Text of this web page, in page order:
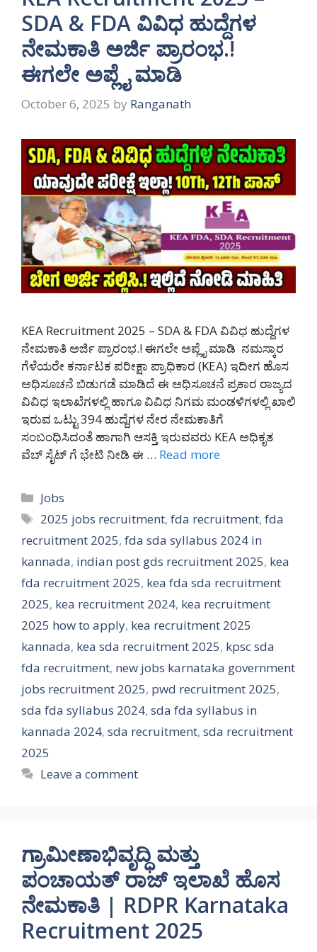
SDA & FDA ವಿವಿಧ ಹುದ್ದೆಗಳ
ನೇಮಕಾತಿ ಅರ್ಜಿ ಪ್ರಾರಂಭ.!
ಈಗಲೇ ಅಪ್ಲೈ ಮಾಡಿ
October 6, 2025 by Ranganath
KEA Recruitment 2025 – SDA & FDA ವಿವಿಧ ಹುದ್ದೆಗಳ
ನೇಮಕಾತಿ ಅರ್ಜಿ ಪ್ರಾರಂಭ.! ಈಗಲೇ ಅಪ್ಲೈ ಮಾಡಿ ನಮಸ್ಕಾರ
ಗೆಳೆಯರೇ ಕರ್ನಾಟಕ ಪರೀಕ್ಷಾ ಪ್ರಾಧಿಕಾರ (KEA) ಇದೀಗ ಹೊಸ
ಅಧಿಸೂಚನೆ ಬಿಡುಗಡೆ ಮಾಡಿದೆ ಈ ಅಧಿಸೂಚನೆ ಪ್ರಕಾರ ರಾಜ್ಯದ
ವಿವಿಧ ಇಲಾಖೆಗಳಲ್ಲಿ ಹಾಗೂ ವಿವಿಧ ನಿಗಮ ಮಂಡಳಿಗಳಲ್ಲಿ ಖಾಲಿ
ಇರುವ ಒಟ್ಟು 394 ಹುದ್ದೆಗಳ ನೇರ ನೇಮಕಾತಿಗೆ
ಸಂಬಂಧಿಸಿದಂತೆ ಹಾಗಾಗಿ ಆಸಕ್ತಿ ಇರುವವರು KEA ಅಧಿಕೃತ
ವೆಬ್ ಸೈಟ್ ಗೆ ಭೇಟಿ ನೀಡಿ ಈ … Read more
Categories
Jobs
Tags
2025 jobs recruitment,fda recruitment,fda
recruitment 2025, fda sda syllabus 2024 in
kannada, indian post gds recruitment 2025, kea
fda recruitment 2025, kea fda sda recruitment
2025, kea recruitment 2024, kea recruitment
2025 how to apply, kea recruitment 2025
kannada, kea sda recruitment 2025, kpsc sda
fda recruitment, new jobs karnataka government
jobs recruitment 2025, pwd recruitment 2025,
sda fda syllabus 2024, sda fda syllabus in
kannada 2024, sda recruitment, sda recruitment
2025
Leave a comment
ಗ್ರಾಮೀಣಾಭಿವೃದ್ಧಿ ಮತ್ತು
ಪಂಚಾಯತ್ ರಾಜ್ ಇಲಾಖೆ ಹೊಸ
ನೇಮಕಾತಿ | RDPR Karnataka
Recruitment 2025